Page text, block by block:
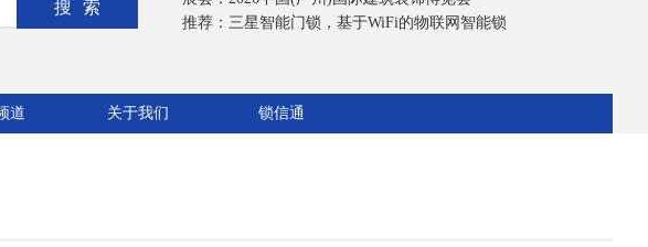
搜索
推荐： 三星智能门锁，基于WiFi的物联网智能锁
道 关于我们 锁信通